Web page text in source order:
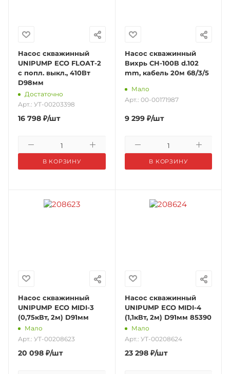
Насос скважинный
UNIPUMP ECO FLOAT-2
с попл. выкл., 410Вт
D98мм
Достаточно
Арт.: УТ-00203398
16 798 ₽/шт
В КОРЗИНУ
Насос скважинный
Вихрь СН-100В d.102
mm, кабель 20м 68/3/5
Мало
Арт.: 00-00171987
9 299₽/шт
В КОРЗИНУ
Насос скважинный
UNIPUMP ECO MIDI-3
(0,75кВт, 2м) D91мм
Мало
Арт.: УТ-00208623
20 098 ₽/шт
Насос скважинный
UNIPUMP ECO MIDI-4
(1,1кВт, 2м) D91мм 85390
Мало
Арт.: УТ-00208624
23 298₽/шт